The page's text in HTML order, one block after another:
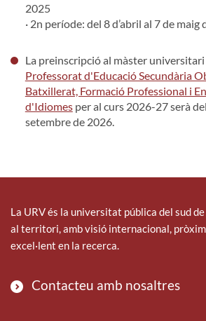
2025
· 2n període: del 8 d’abril al 7 de maig
La preinscripció al màster universitari
Professorat d'Educació Secundària
Batxillerat, Formació Professional i
d'Idiomesper al curs 2026-27 serà
setembre de 2026.
La URV és la universitat pública del sud
al territori, amb visió internacional,
excel·lent en la recerca.
Contacteu amb nosaltres